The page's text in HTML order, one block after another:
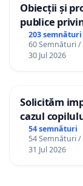
Obiecții și
publice
(PUG) Ialoveni
203 semnături
60 Semnături /
30 Jul 2026
Solicităm
cazul
Gheorghe,
12 ani
54 semnături
54 Semnături /
31 Jul 2026